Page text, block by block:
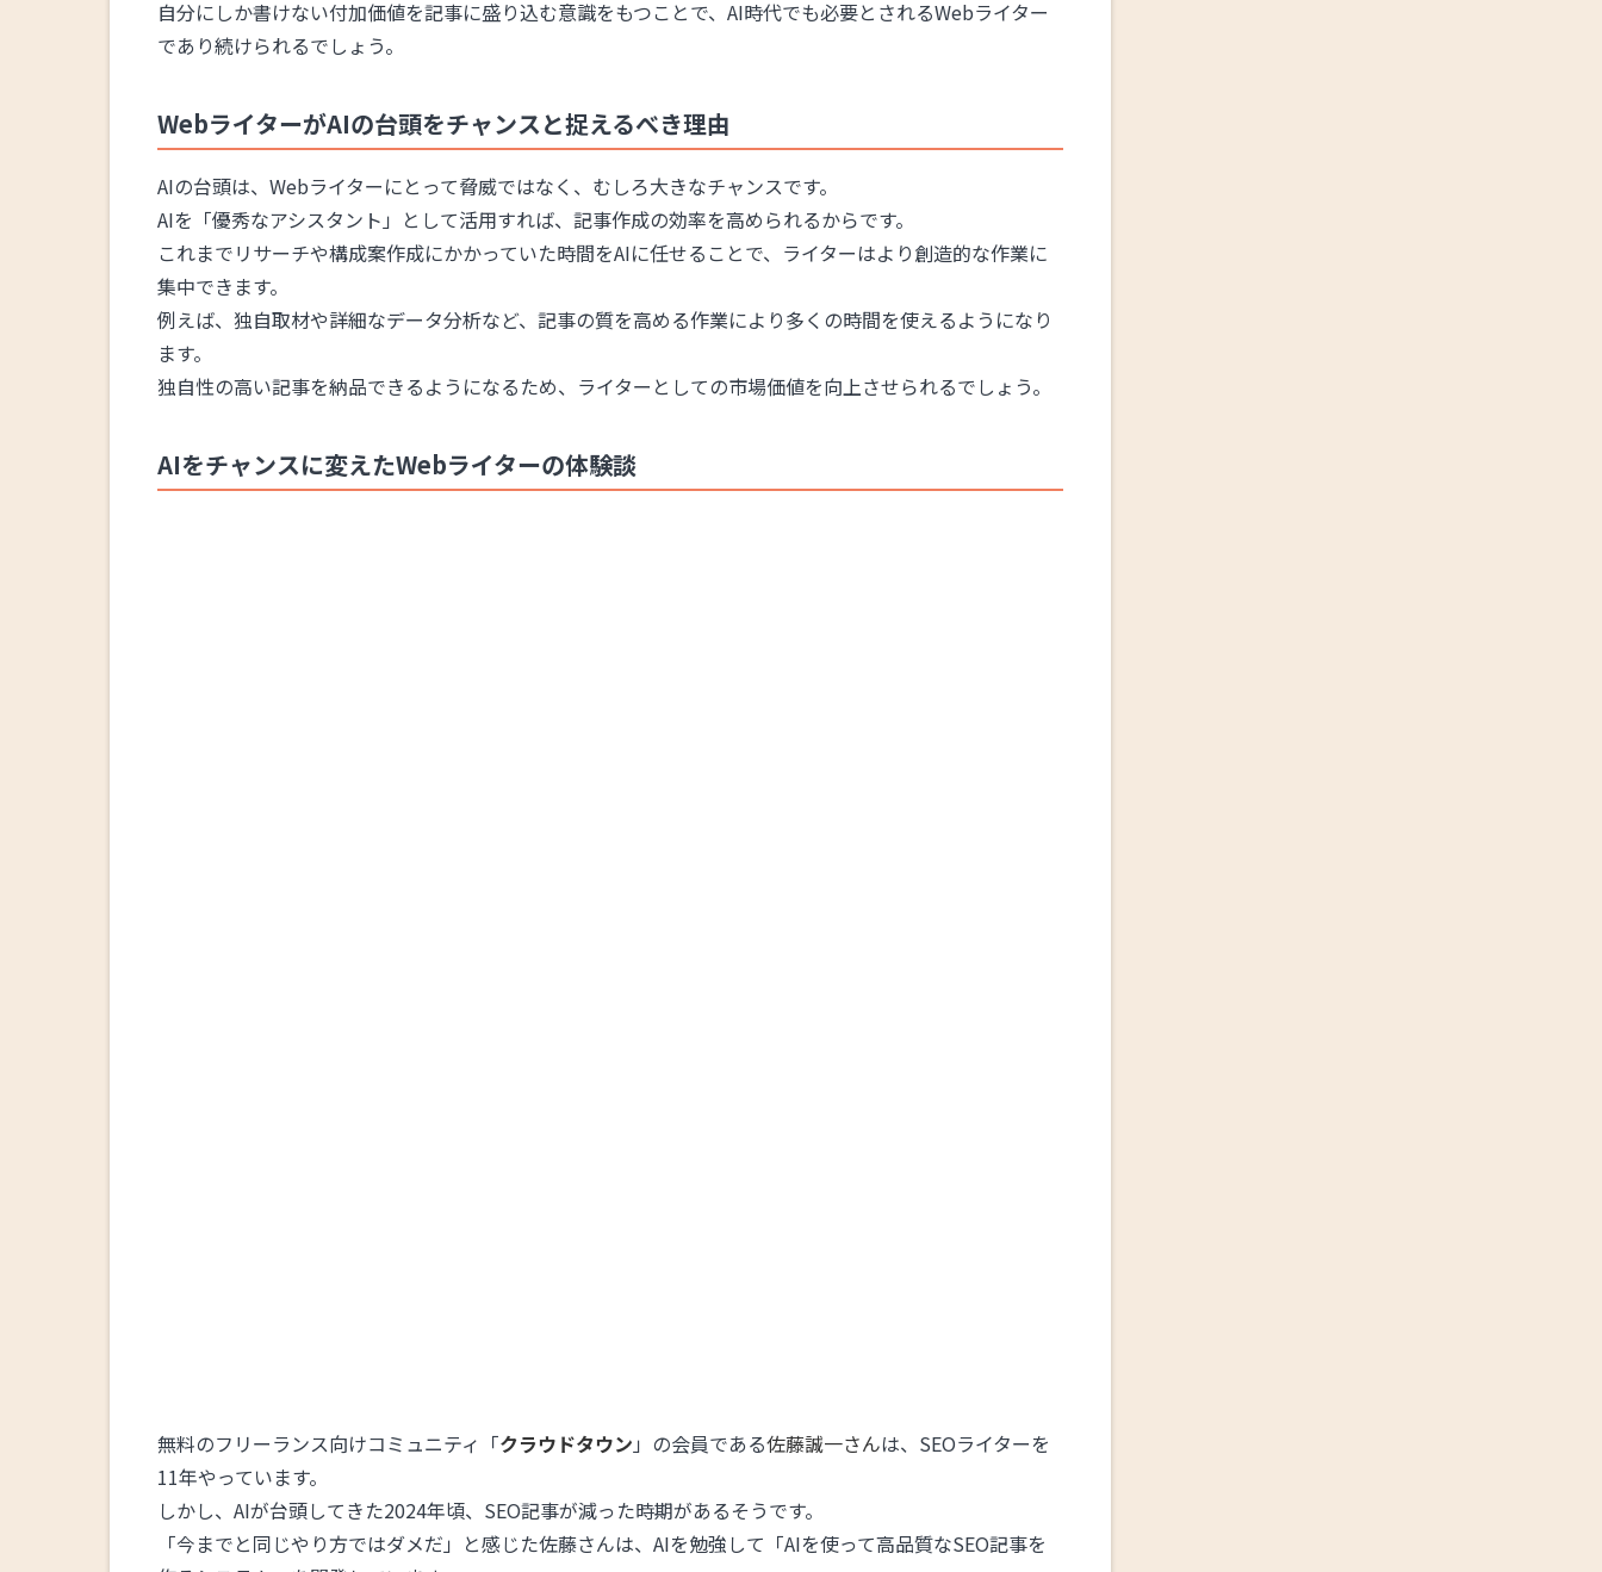
自分にしか書けない付加価値を記事に盛り込む意識をもつことで、AI時代でも必要とされるWebライター
であり続けられるでしょう。
WebライターがAIの台頭をチャンスと捉えるべき理由
AIの台頭は、Webライターにとって脅威ではなく、むしろ大きなチャンスです。
AIを「優秀なアシスタント」として活用すれば、記事作成の効率を高められるからです。
これまでリサーチや構成案作成にかかっていた時間をAIに任せることで、ライターはより創造的な作業に
集中できます。
例えば、独自取材や詳細なデータ分析など、記事の質を高める作業により多くの時間を使えるようになり
ます。
独自性の高い記事を納品できるようになるため、ライターとしての市場価値を向上させられるでしょう。
AIをチャンスに変えたWebライターの体験談
無料のフリーランス向けコミュニティ「クラウドタウン 」の会員である佐藤誠一さんは、SEOライターを
11年やっています。
しかし、AIが台頭してきた2024年頃、SEO記事が減った時期があるそうです。
「今までと同じやり方ではダメだ」と感じた佐藤さんは、AIを勉強して「AIを使って高品質なSEO記事を